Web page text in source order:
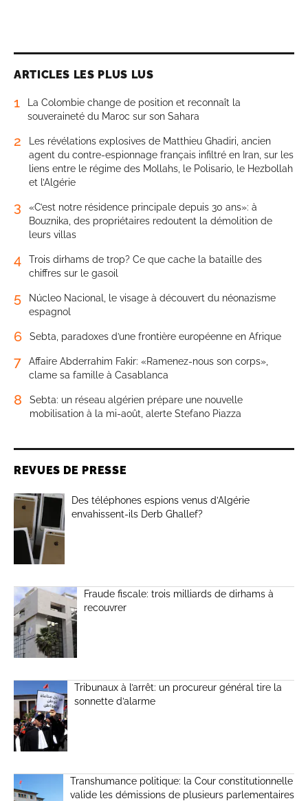
ARTICLES LES PLUS LUS
1
La Colombie change de position et reconnaît la
souveraineté du Maroc sur son Sahara
2
Les révélations explosives de Matthieu Ghadiri, ancien
agent du contre-espionnage français infiltré en Iran, sur les
liens entre le régime des Mollahs, le Polisario, le Hezbollah
et l’Algérie
3
«C’est notre résidence principale depuis 30 ans»: à
Bouznika, des propriétaires redoutent la démolition de
leurs villas
4
Trois dirhams de trop? Ce que cache la bataille des
chiffres sur le gasoil
5
Núcleo Nacional, le visage à découvert du néonazisme
espagnol
6 Sebta, paradoxes d’une frontière européenne en Afrique
7
Affaire Abderrahim Fakir: «Ramenez-nous son corps»,
clame sa famille à Casablanca
8
Sebta: un réseau algérien prépare une nouvelle
mobilisation à la mi-août, alerte Stefano Piazza
REVUES DE PRESSE
Des téléphones espions venus d’Algérie
envahissent-ils Derb Ghallef?
Fraude fiscale: trois milliards de dirhams à
recouvrer
Tribunaux à l’arrêt: un procureur général tire la
sonnette d’alarme
Transhumance politique: la Cour constitutionnelle
valide les démissions de plusieurs parlementaires